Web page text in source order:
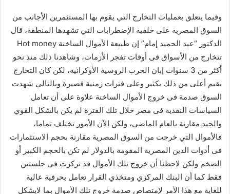
وفيما يتعلق بعمليات التخارج التي يقوم بها المستثمرين الأجانب من
السوق المصرية على خلفية الإضطرابات التي تشهدها المنطقة، قال
الدكتور “عبد الحميد إمام” إن طبيعة الأموال الساخنة Hot money
تتخارج من الأسواق فى أوقات تفجر الأزمات، وشاهدنا ذلك منذ نحو
أكثر من 3 سنوات إبان الحرب الروسية الأوكرانية، لكن كان التخارج
بقيم أعلى من ذلك بكثير وعلى فترات زمنية قصيرة وبالتالي شهدت
السوق صدمة فى خروج الأموال الساخنة علاوة على أن تعامل
السياسات النقدية فى مصر خلال تلك الفترة لم يكن بالشكل القوي
والجيد مقارنة بالعام الماضي، ولكن الآن الأمور تختلف تماما،
فالأموال التي خرجت من السوق المصرية مقارنة بحجم الاستثمارات
فى أدوات الدين المصرية المقومة بالدولار لم تكن بالحجم الكبير أو
الضخم ولكن لاحظنا أن خروج تلك الأموال قد تركزت فى جلستين
فقط كما أن البنك المركزي ومتخذي القرار تعامل بحرفية عالية
للغاية مع هذا الأمر لإمتصاص صدمة خروج تلك الأموال بما لايشكل